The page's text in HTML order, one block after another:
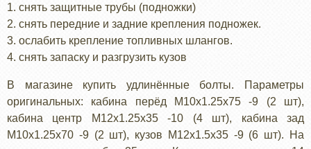
1. снять защитные трубы (подножки)
2. снять передние и задние крепления подножек.
3. ослабить крепление топливных шлангов.
4. снять запаску и разгрузить кузов
В магазине купить удлинённые болты. Параметры
оригинальных: кабина перёд М10х1.25х75 -9 (2 шт),
кабина центр М12х1.25х35 -10 (4 шт), кабина зад
М10х1.25х70 -9 (2 шт), кузов М12х1.5х35 -9 (6 шт). На